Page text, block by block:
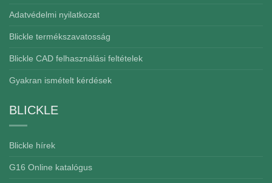
Adatvédelmi nyilatkozat
Blickle termékszavatosság
Blickle CAD felhasználási feltételek
Gyakran ismételt kérdések
BLICKLE
Blickle hírek
G16 Online katalógus